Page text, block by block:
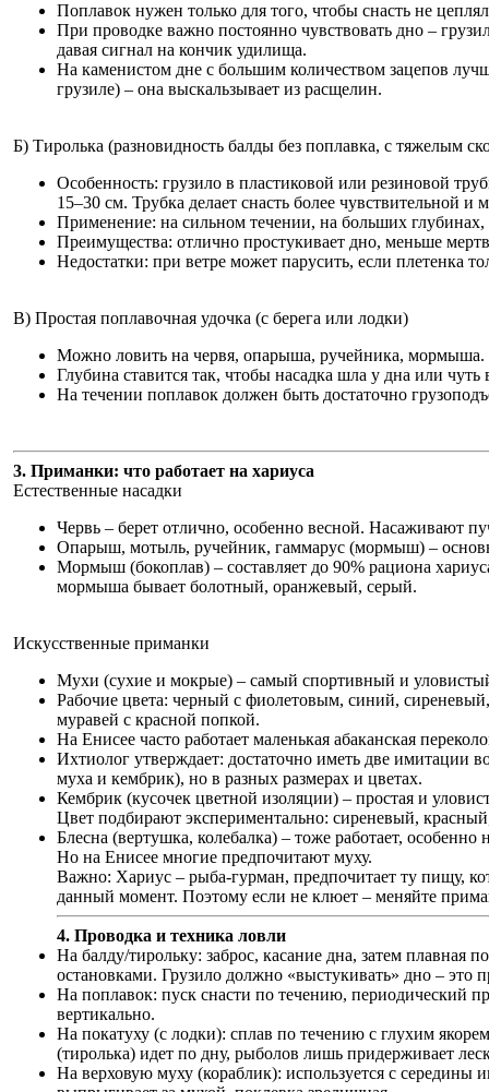
Поплавок нужен только для того, чтобы снасть не
При проводке важно постоянно чувствовать дно –
давая сигнал на кончик удилища.
На каменистом дне с большим количеством зацепов
грузиле) – она выскальзывает из расщелин.
Б) Тиролька (разновидность балды без поплавка, с тяжелым
Особенность: грузило в пластиковой или резиновой
15–30 см. Трубка делает снасть более чувствительной и
Применение: на сильном течении, на больших глубинах,
Преимущества: отлично простукивает дно, меньше
Недостатки: при ветре может парусить, если плетенка
В) Простая поплавочная удочка (с берега или лодки)
Можно ловить на червя, опарыша, ручейника, мормыша.
Глубина ставится так, чтобы насадка шла у дна или
На течении поплавок должен быть достаточно
3. Приманки: что работает на хариуса
Естественные насадки
Червь – берет отлично, особенно весной. Насаживают
Опарыш, мотыль, ручейник, гаммарус (мормыш) –
Мормыш (бокоплав) – составляет до 90% рациона
мормыша бывает болотный, оранжевый, серый.
Искусственные приманки
Мухи (сухие и мокрые) – самый спортивный и
Рабочие цвета: черный с фиолетовым, синий,
муравей с красной попкой.
На Енисее часто работает маленькая абаканская
Ихтиолог утверждает: достаточно иметь две имитации
муха и кембрик), но в разных размерах и цветах.
Кембрик (кусочек цветной изоляции) – простая и
Цвет подбирают экспериментально: сиреневый,
Блесна (вертушка, колебалка) – тоже работает,
Но на Енисее многие предпочитают муху.
Важно: Хариус – рыба-гурман, предпочитает ту пищу,
данный момент. Поэтому если не клюет – меняйте
4. Проводка и техника ловли
На балду/тирольку: заброс, касание дна, затем плавная
остановками. Грузило должно «выстукивать» дно – это
На поплавок: пуск снасти по течению, периодический
вертикально.
На покатуху (с лодки): сплав по течению с глухим
(тиролька) идет по дну, рыболов лишь придерживает
На верховую муху (кораблик): используется с середины